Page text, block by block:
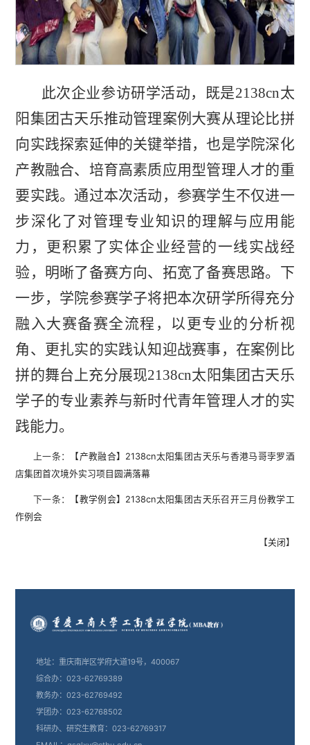
此次企业参访研学活动，既是2138cn太
阳集团古天乐推动管理案例大赛从理论比拼
向实践探索延伸的关键举措，也是学院深化
产教融合、培育高素质应用型管理人才的重
要实践。通过本次活动，参赛学生不仅进一
步深化了对管理专业知识的理解与应用能
力，更积累了实体企业经营的一线实战经
验，明晰了备赛方向、拓宽了备赛思路。下
一步，学院参赛学子将把本次研学所得充分
融入大赛备赛全流程，以更专业的分析视
角、更扎实的实践认知迎战赛事，在案例比
拼的舞台上充分展现2138cn太阳集团古天乐
学子的专业素养与新时代青年管理人才的实
践能力。
上一条：
【产教融合】2138cn太阳集团古天乐与香港马哥孛罗酒
店集团首次境外实习项目圆满落幕
下一条：
【教学例会】2138cn太阳集团古天乐召开三月份教学工
作例会
【关闭 】
地址：重庆南岸区学府大道19号，400067
综合办：023-62769389
教务办：023-62769492
学团办：023-62768502
科研办、研究生教育：023-62769317